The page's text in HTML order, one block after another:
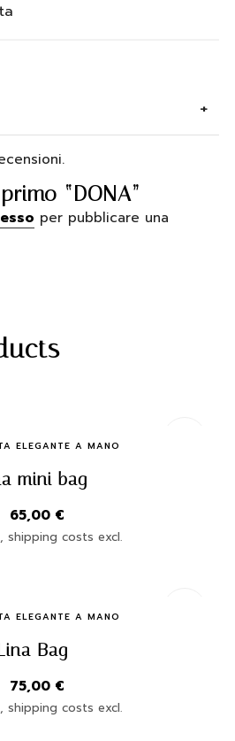
“DONA”
per pubblicare una
Quick Buy
ELEGANTE A MANO
mini bag
65,00 €
shipping costs excl.
Quick Buy
ELEGANTE A MANO
Bag
75,00 €
shipping costs excl.